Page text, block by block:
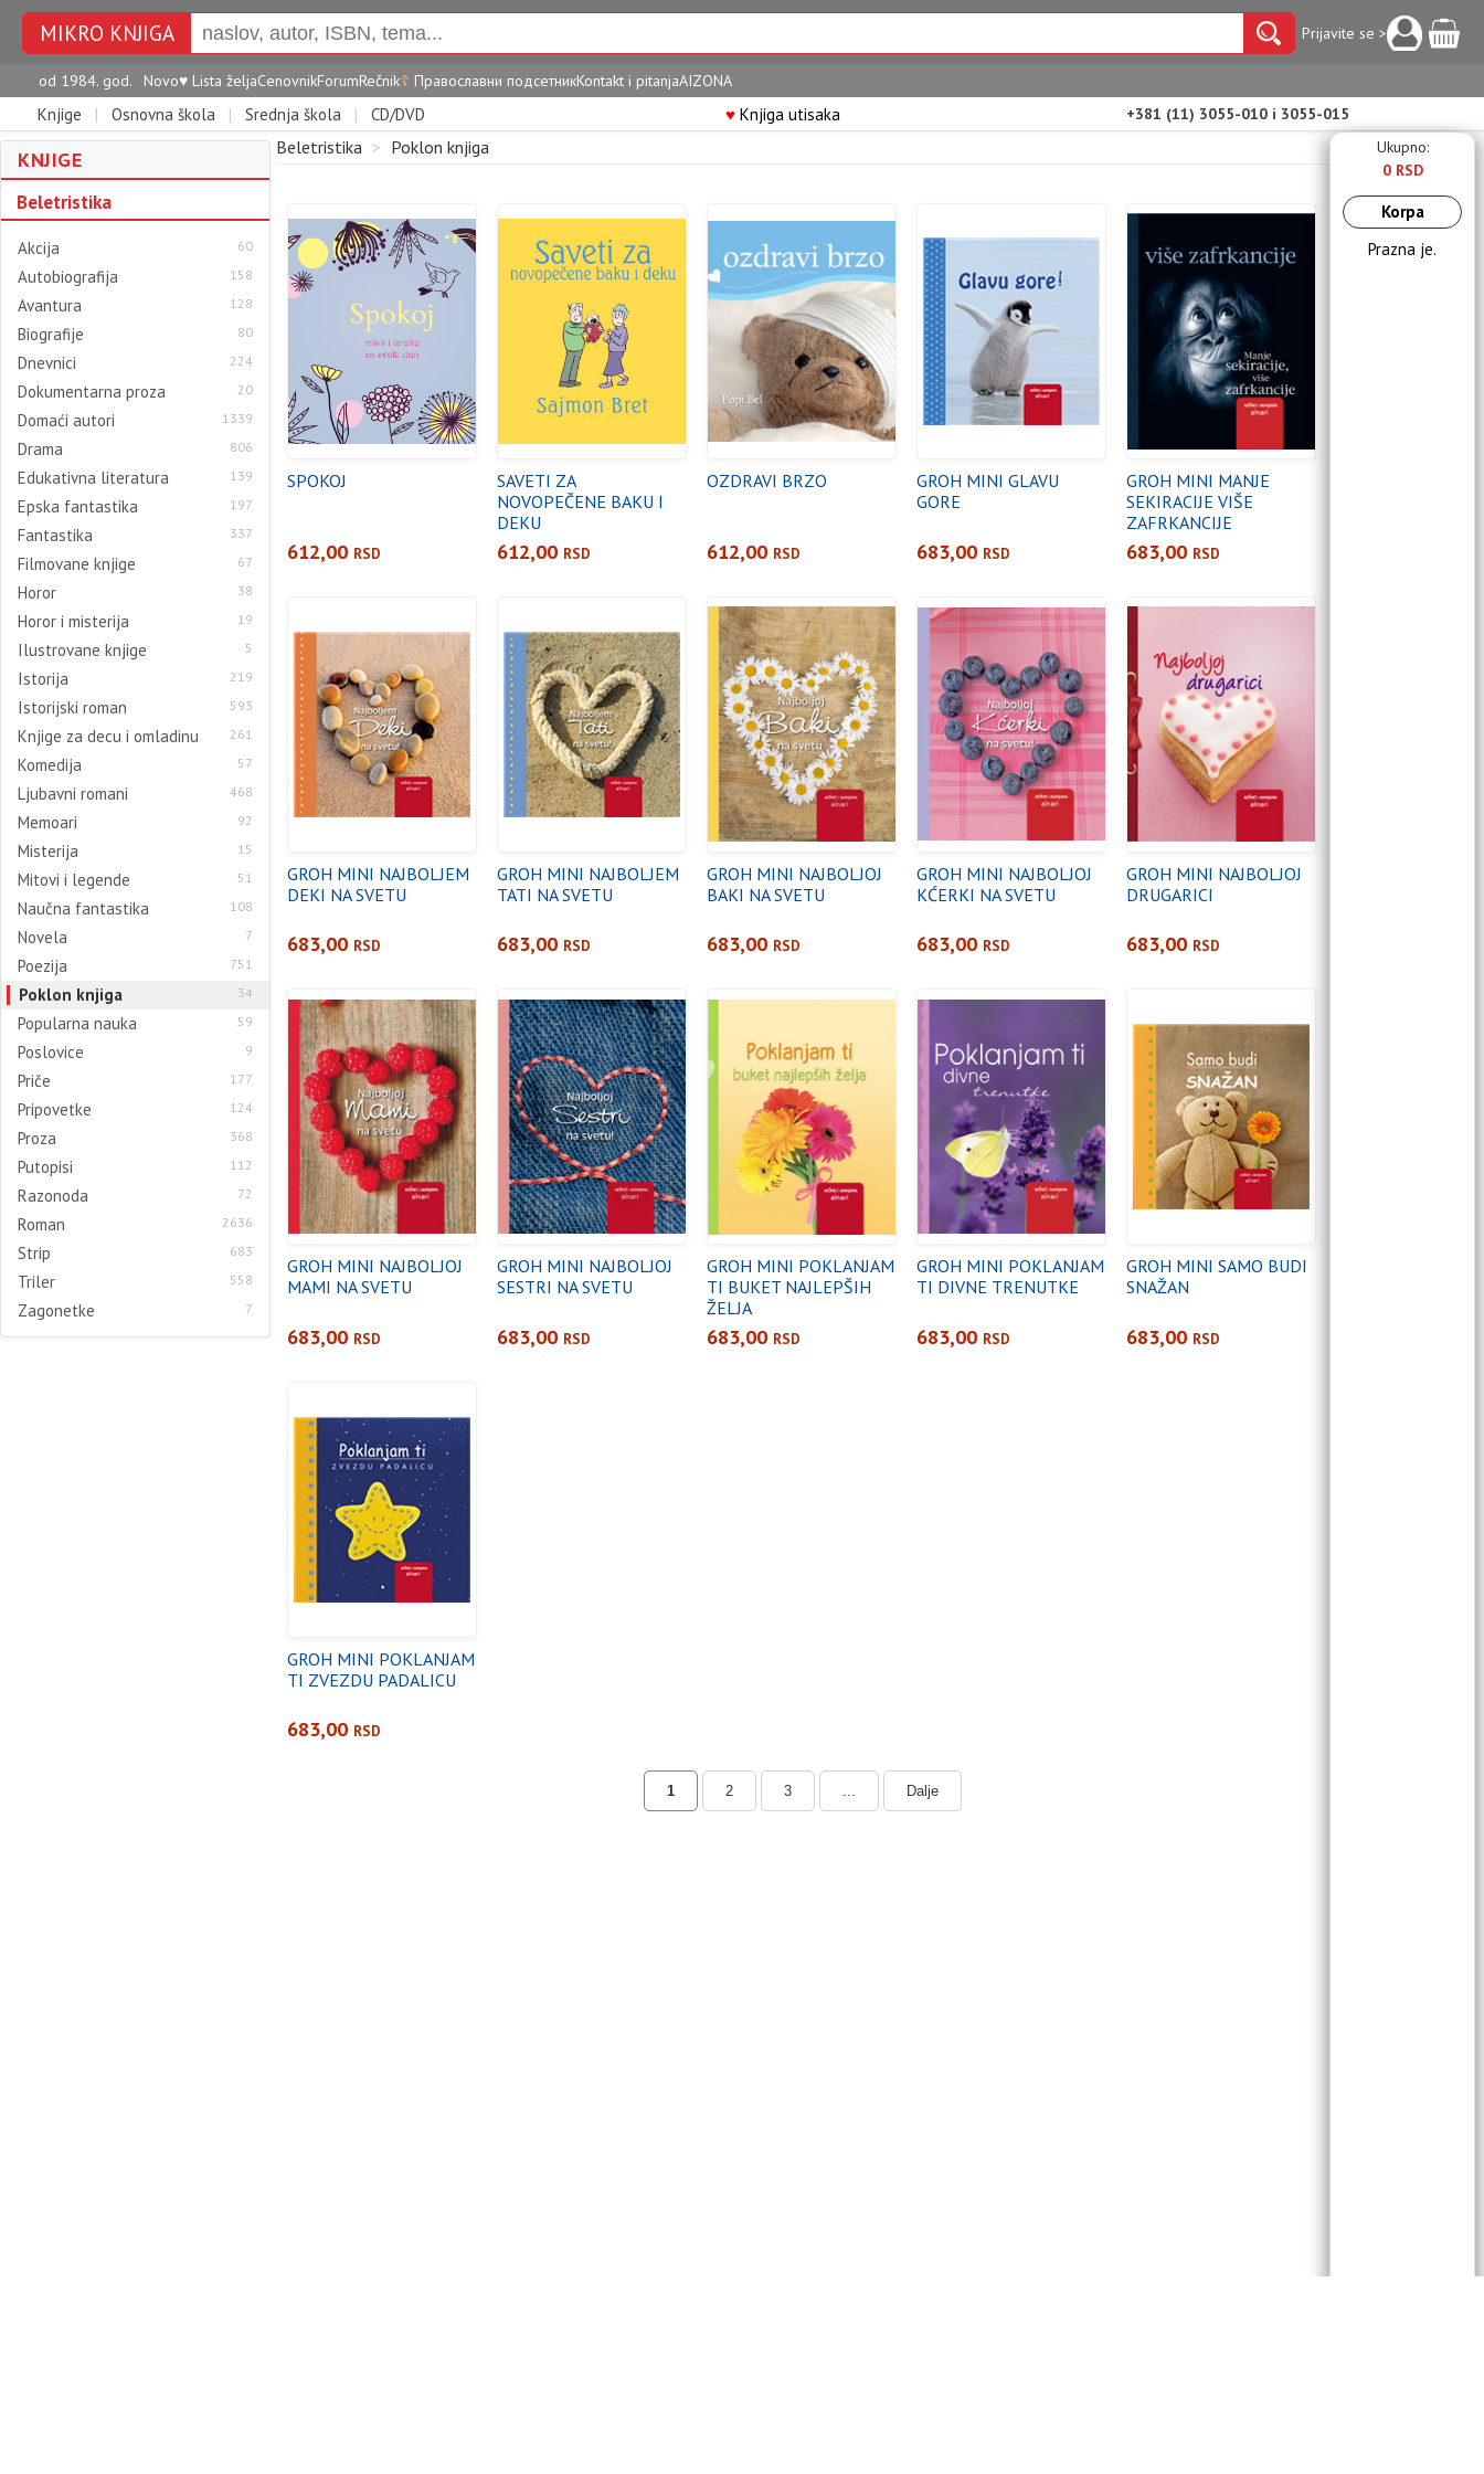
MIKRO KNJIGA Prijavite se >
od 1984. god. Novo♥ Lista željaCenovnikForumRečnik☦ Православни подсетникKontakt i pitanjaAIZONA
Knjige | Osnovna škola | Srednja škola | CD/DVD ♥Knjiga utisaka +381 (11) 3055-010 i 3055-015
KNJIGE
Beletristika
Akcija 60
Autobiografija 158
Avantura 128
Biografije 80
Dnevnici 224
Dokumentarna proza 20
Domaći autori 1339
Drama 806
Edukativna literatura 139
Epska fantastika 197
Fantastika 337
Filmovane knjige 67
Horor 38
Horor i misterija 19
Ilustrovane knjige 5
Istorija 219
Istorijski roman 593
Knjige za decu i omladinu 261
Komedija 57
Ljubavni romani 468
Memoari 92
Misterija 15
Mitovi i legende 51
Naučna fantastika 108
Novela 7
Poezija 751
Poklon knjiga 34
Popularna nauka 59
Poslovice 9
Priče 177
Pripovetke 124
Proza 368
Putopisi 112
Razonoda 72
Roman 2636
Strip 683
Triler 558
Zagonetke 7
Beletristika > Poklon knjiga
SPOKOJ
612,00 RSD
SAVETI ZA
NOVOPEČENE BAKU I
DEKU
612,00 RSD
OZDRAVI BRZO
612,00 RSD
GROH MINI GLAVU
GORE
683,00 RSD
GROH MINI MANJE
SEKIRACIJE VIŠE
ZAFRKANCIJE
683,00 RSD
GROH MINI NAJBOLJEM
DEKI NA SVETU
683,00 RSD
GROH MINI NAJBOLJEM
TATI NA SVETU
683,00 RSD
GROH MINI NAJBOLJOJ
BAKI NA SVETU
683,00 RSD
GROH MINI NAJBOLJOJ
KĆERKI NA SVETU
683,00 RSD
GROH MINI NAJBOLJOJ
DRUGARICI
683,00 RSD
GROH MINI NAJBOLJOJ
MAMI NA SVETU
683,00 RSD
GROH MINI NAJBOLJOJ
SESTRI NA SVETU
683,00 RSD
GROH MINI POKLANJAM
TI BUKET NAJLEPŠIH
ŽELJA
683,00 RSD
GROH MINI POKLANJAM
TI DIVNE TRENUTKE
683,00 RSD
GROH MINI SAMO BUDI
SNAŽAN
683,00 RSD
GROH MINI POKLANJAM
TI ZVEZDU PADALICU
683,00 RSD
1 2 3 ... Dalje
Ukupno:
0 RSD
Korpa
Prazna je.